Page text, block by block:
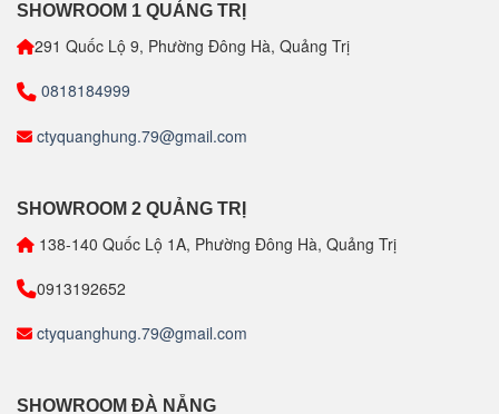
SHOWROOM 1 QUẢNG TRỊ
291 Quốc Lộ 9, Phường Đông Hà, Quảng Trị
0818184999
ctyquanghung.79@gmail.com
SHOWROOM 2 QUẢNG TRỊ
138-140 Quốc Lộ 1A, Phường Đông Hà, Quảng Trị
0913192652
ctyquanghung.79@gmail.com
SHOWROOM ĐÀ NẴNG